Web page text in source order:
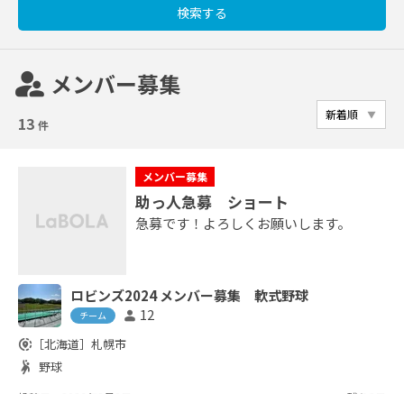
supervisor_account メンバー募集
13 件
メンバー募集
助っ人急募 ショート
急募です！よろしくお願いします。
ロビンズ2024 メンバー募集 軟式野球
チーム person 12
share_location ［北海道］ 札幌市
sports_handball 野球